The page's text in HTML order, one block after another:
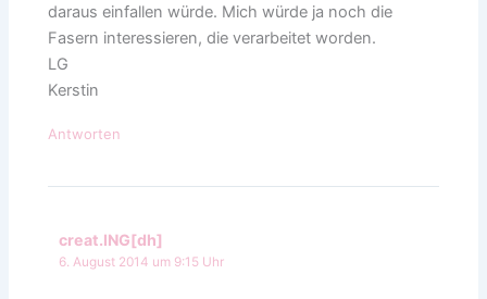
daraus einfallen würde. Mich würde ja noch die
Fasern interessieren, die verarbeitet worden.
LG
Kerstin
Antworten
creat.ING[dh]
6. August 2014 um 9:15 Uhr